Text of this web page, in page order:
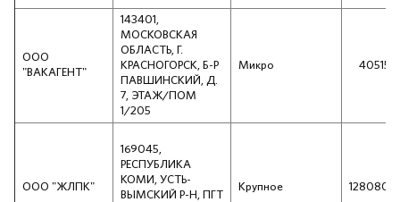
ООО
"ВАКАГЕНТ"
143401,
МОСКОВСКАЯ
ОБЛАСТЬ, Г.
КРАСНОГОРСК, Б-Р
ПАВШИНСКИЙ, Д.
7, ЭТАЖ/ПОМ
1/205
Микро
ООО "ЖЛПК"
169045,
РЕСПУБЛИКА
КОМИ, УСТЬ-
ВЫМСКИЙ Р-Н, ПГТ
Крупное